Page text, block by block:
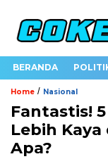
BERANDA
Home / Nasional
Fantastis!
Lebih
Apa?